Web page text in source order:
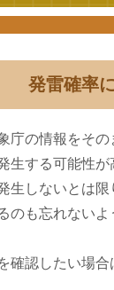
発雷確率
庁の情報をその
生する可能性
生しないとは限
のも忘れないよ
確認したい場合